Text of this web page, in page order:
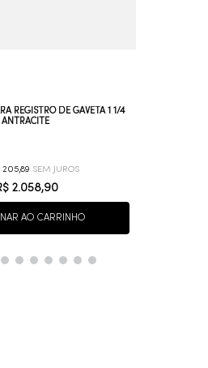
REGISTRO DE GAVETA 1 1/4
ANTRACITE
205,89
2.058,90
AO CARRINHO